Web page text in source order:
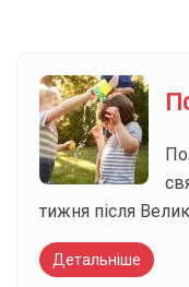
тижня після
Детальніше